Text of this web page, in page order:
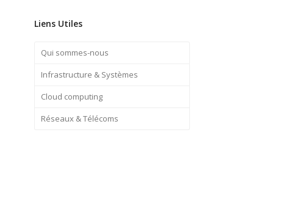
Liens Utiles
Qui sommes-nous
Infrastructure & Systèmes
Cloud computing
Réseaux & Télécoms